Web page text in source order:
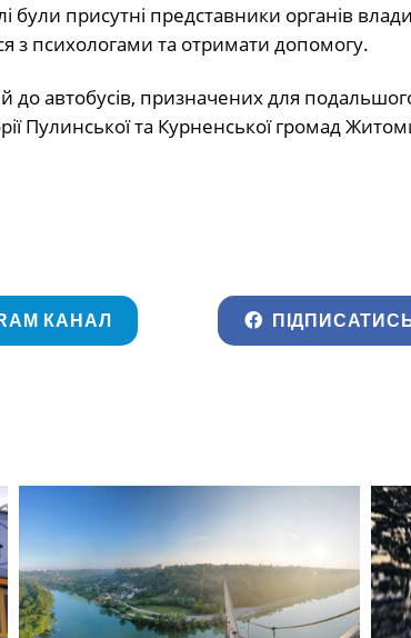
були присутні представники органів
з психологами та отримати допомогу.
автобусів, призначених для
Пулинської та Курненської громад
КАНАЛ